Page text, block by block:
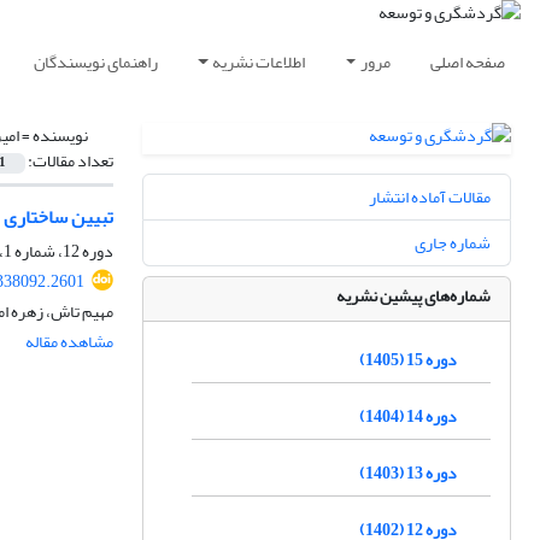
صفحه اصلی مرور اطلاعات نشریه راهنمای نویسندگان
نویسنده =
تعداد مقالات: 1
تبیین
دوره 12، شماره 1، بهار 1402، صفحه
مهیم تاش، زهره
مشاهده مقاله
مقالات آماده انتشار
شماره جاری
شماره‌های پیشین نشریه
دوره 15 (1405)
دوره 14 (1404)
دوره 13 (1403)
دوره 12 (1402)